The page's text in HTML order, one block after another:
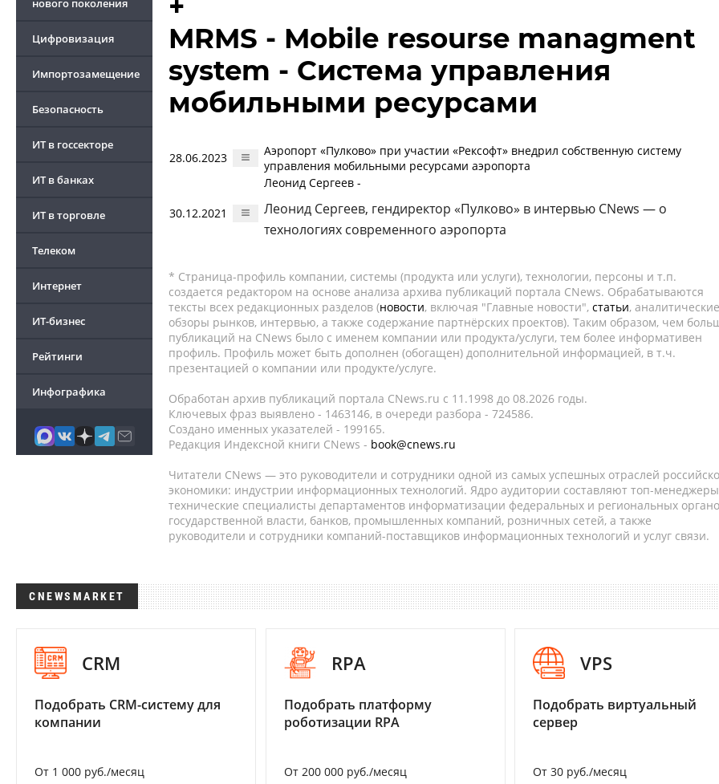
нового поколения
Цифровизация
Импортозамещение
Безопасность
ИТ в госсекторе
ИТ в банках
ИТ в торговле
Телеком
Интернет
ИТ-бизнес
Рейтинги
Инфографика
MRMS - Mobile resourse managment
system - Система управления
мобильными ресурсами
28.06.2023
Аэропорт «Пулково» при участии «Рексофт» внедрил собственную систему
управления мобильными ресурсами аэропорта
30.12.2021
Леонид Сергеев -
Леонид Сергеев, гендиректор «Пулково» в интервью CNews — о
технологиях современного аэропорта
* Страница-профиль компании, системы (продукта или услуги), технологии, персоны и т.п.
создается редактором на основе анализа архива публикаций портала CNews. Обрабатываются
тексты всех редакционных разделов (новости, включая "Главные новости", статьи, аналитические
обзоры рынков, интервью, а также содержание партнёрских проектов). Таким образом, чем
публикаций на CNews было с именем компании или продукта/услуги, тем более информативен
профиль. Профиль может быть дополнен (обогащен) дополнительной информацией, в т.ч.
презентацией о компании или продукте/услуге.
Обработан архив публикаций портала CNews.ru c 11.1998 до 08.2026 годы.
Ключевых фраз выявлено - 1463146, в очереди разбора - 724586.
Создано именных указателей - 199165.
Редакция Индексной книги CNews - book@cnews.ru
Читатели CNews — это руководители и сотрудники одной из самых успешных отраслей
экономики: индустрии информационных технологий. Ядро аудитории составляют топ-
технические специалисты департаментов информатизации федеральных и региональных
государственной власти, банков, промышленных компаний, розничных сетей, а также
руководители и сотрудники компаний-поставщиков информационных технологий и услуг связи.
CNEWSMARKET
CRM
Подобрать CRM-систему для
компании
От 1 000 руб./месяц
RPA
Подобрать платформу
роботизации RPA
От 200 000 руб./месяц
VPS
Подобрать виртуальный
сервер
От 30 руб./месяц